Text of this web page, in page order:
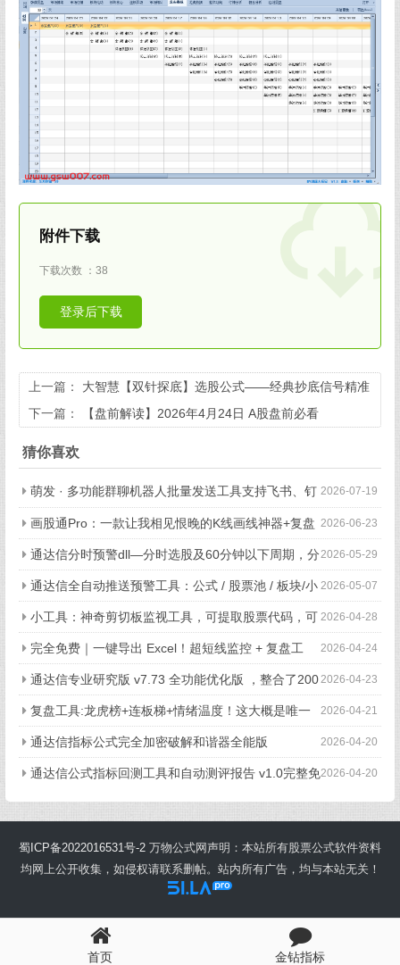
附件下载
下载次数 ：38
登录后下载
上一篇： 大智慧【双针探底】选股公式——经典抄底信号精准
识别（无未来函数）
下一篇： 【盘前解读】2026年4月24日 A股盘前必看
猜你喜欢
2026-07-19
萌发 · 多功能群聊机器人批量发送工具支持飞书、钉
钉等平台,电脑端和手机端都支持 2026-06-23
画股通Pro：一款让我相见恨晚的K线画线神器+复盘
工具+选股池 2026-05-29
通达信分时预警dll—分时选股及60分钟以下周期，分
时交易信号自动提示并推送微信钉钉飞书 2026-05-07
通达信全自动推送预警工具：公式 / 股票池 / 板块/小
周期监控/自动推送钉钉飞书萌侠微信+视频教学 2026-04-28
小工具：神奇剪切板监视工具，可提取股票代码，可
导入板块，可联动通达信 2026-04-24
完全免费｜一键导出 Excel！超短线监控 + 复盘工
具，功能全开无限制 2026-04-23
通达信专业研究版 v7.73 全功能优化版 ，整合了200
0+公式、支持免费付费自选同步 2026-04-21
复盘工具:龙虎榜+连板梯+情绪温度！这大概是唯一
的免费的工具 2026-04-20
通达信指标公式完全加密破解和谐器全能版
2026-04-20
通达信公式指标回测工具和自动测评报告 v1.0完整免
费使用指南
蜀ICP备2022016531号-2 万物公式网声明：本站所有股票公式软件资料
均网上公开收集，如侵权请联系删帖。站内所有广告，均与本站无关！
首页 金钻指标